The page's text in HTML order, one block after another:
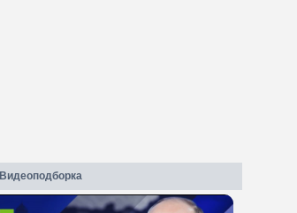
Видеоподборка